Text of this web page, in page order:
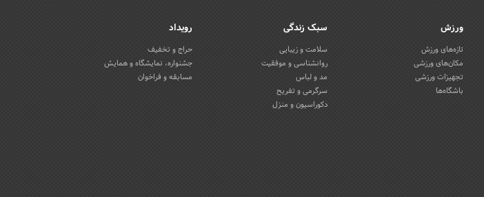
ورزش
تازه‌های ورزش
مکان‌های ورزشی
تجهیزات ورزشی
باشگاه‌ها
سبک زندگی
سلامت و زیبایی
روانشناسی و موفقیت
مد و لباس
سرگرمی و تفریح
دکوراسیون و منزل
رویداد
حراج و تخفیف
جشنواره، نمایشگاه و همایش
مسابقه و فراخوان